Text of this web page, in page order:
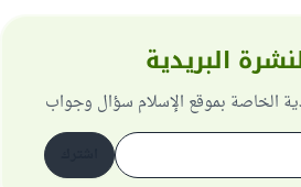
البريدية
الخاصة بموقع الإسلام سؤال وجواب